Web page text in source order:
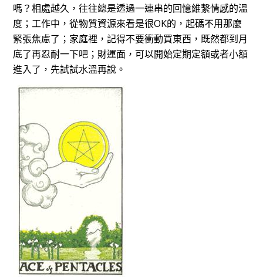
嗎？相處越久，往往總是透過一連串的回憶維繫情感的溫
度；工作中，從物質資源來看是很OK的，起碼不用那麼
緊張焦慮了；家庭裡，記得不要衝動買東西，既然都到月
底了再忍耐一下吧；財運面，可以開始定期定額或者小額
進入了，先試試水溫再說。